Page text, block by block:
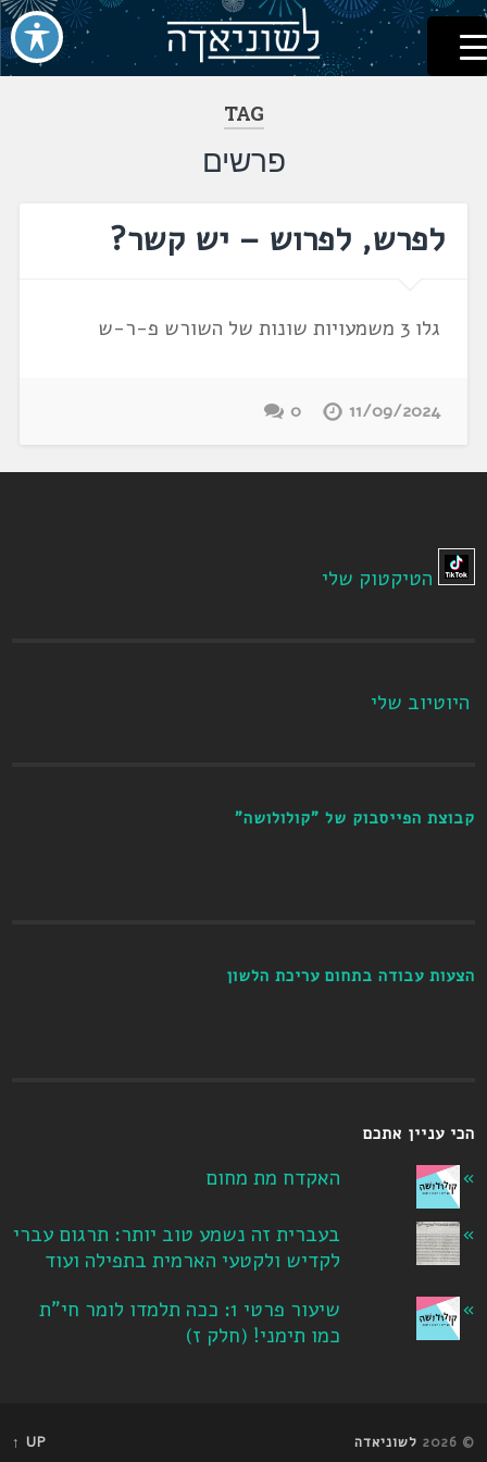
דלג
לתוכן
לשוניאדה
עברית. לשון. שפה
TAG
פרשים
לפרש, לפרוש – יש קשר?
גלו 3 משמעויות שונות של השורש פ-ר-ש
11/09/2024
0
הטיקטוק שלי
היוטיוב שלי
קבוצת הפייסבוק של "קולולושה"
הצעות עבודה בתחום עריכת הלשון
הכי עניין אתכם
האקדח מת מחום
בעברית זה נשמע טוב יותר: תרגום עברי
לקדיש ולקטעי הארמית בתפילה ועוד
שיעור פרטי 1: ככה תלמדו לומר חי"ת
כמו תימני! ‏(חלק ז‏)
© 2026 לשוניאדה UP ↑